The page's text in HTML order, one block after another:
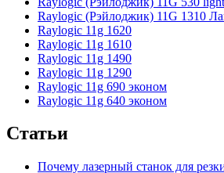
Raylogic (Рэйлоджик) 11G 1310
Raylogic 11g 1620
Raylogic 11g 1610
Raylogic 11g 1490
Raylogic 11g 1290
Raylogic 11g 690 эконом
Raylogic 11g 640 эконом
Статьи
Почему лазерный станок для